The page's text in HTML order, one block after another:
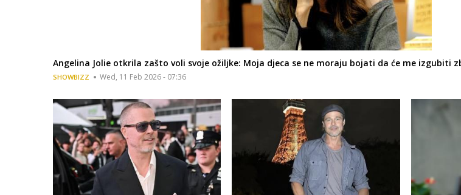
Angelina Jolie otkrila zašto voli svoje ožiljke: Moja djeca se ne moraju bojati da će me izgubiti
SHOWBIZZ Wed, 11 Feb 2026 - 07:36